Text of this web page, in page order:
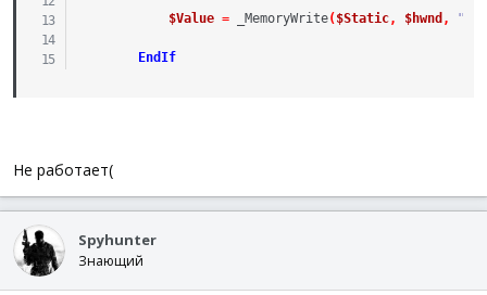
$Value = _MemoryWrite( $Static, $hwnd ,
EndIf
Не работает(
Spyhunter
Знающий